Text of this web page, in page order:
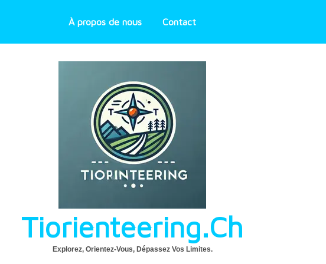
À propos de nous Contact
Tiorienteering.ch
Explorez, Orientez-Vous, Dépassez Vos Limites.